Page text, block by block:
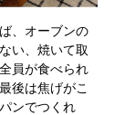
、オーブンの
い、焼いて取
員が食べられ
後は焦げがこ
ンでつくれ